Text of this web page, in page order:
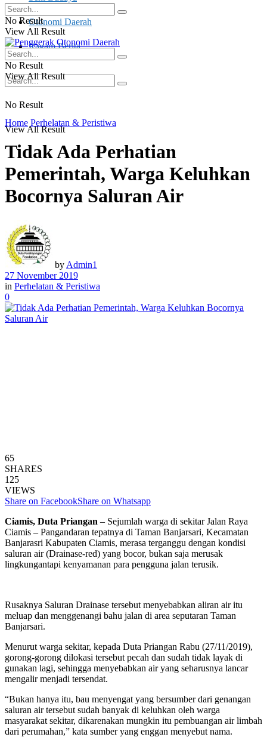
Otonomi Daerah
Ragam Berita
No Result
View All Result
No Result
View All Result
No Result
View All Result
Home Perhelatan & Peristiwa
Tidak Ada Perhatian
Pemerintah, Warga Keluhkan
Bocornya Saluran Air
by Admin1
27 November 2019
in Perhelatan & Peristiwa
0
65
SHARES
125
VIEWS
Share on FacebookShare on Whatsapp
Ciamis, Duta Priangan – Sejumlah warga di sekitar Jalan Raya
Ciamis – Pangandaran tepatnya di Taman Banjarsari, Kecamatan
Banjarasri Kabupaten Ciamis, merasa terganggu dengan kondisi
saluran air (Drainase-red) yang bocor, bukan saja merusak
lingkungantapi kenyamanan para pengguna jalan terusik.
Rusaknya Saluran Drainase tersebut menyebabkan aliran air itu
meluap dan menggenangi bahu jalan di area seputaran Taman
Banjarsari.
Menurut warga sekitar, kepada Duta Priangan Rabu (27/11/2019),
gorong-gorong dilokasi tersebut pecah dan sudah tidak layak di
gunakan lagi, sehingga menyebabkan air yang seharusnya lancar
mengalir menjadi tersendat.
“Bukan hanya itu, bau menyengat yang bersumber dari genangan
saluran air tersebut sudah banyak di keluhkan oleh warga
masyarakat sekitar, dikarenakan mungkin itu pembuangan air limbah
dari perumahan,” kata sumber yang enggan menyebut nama.